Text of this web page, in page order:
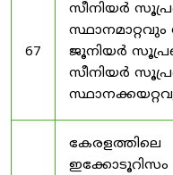
67
സീനിയർ
ജൂനിയർ
സീനിയർ
കേരളത്തിലെ
ഇക്കോടൂറിസം